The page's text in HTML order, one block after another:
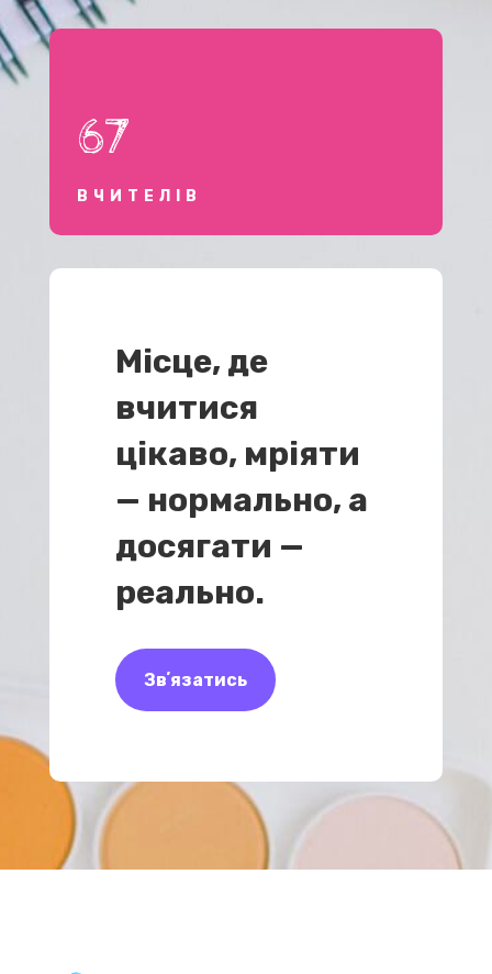
67
ВЧИТЕЛІВ
Місце, де
вчитися
цікаво, мріяти
— нормально, а
досягати —
реально.
Звʼязатись